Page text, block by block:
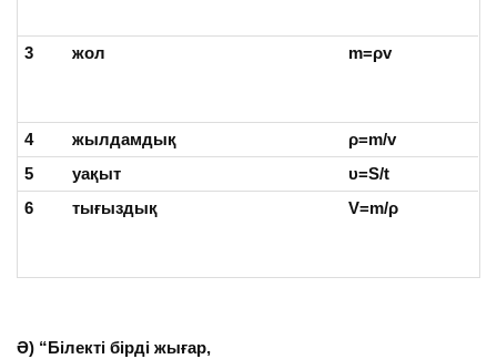
3 жол m=ρv
4 жылдамдық ρ=m/v
5
уақыт υ=S/t
6
тығыздық V=m/ρ
Ә) “Білекті бірді жығар,